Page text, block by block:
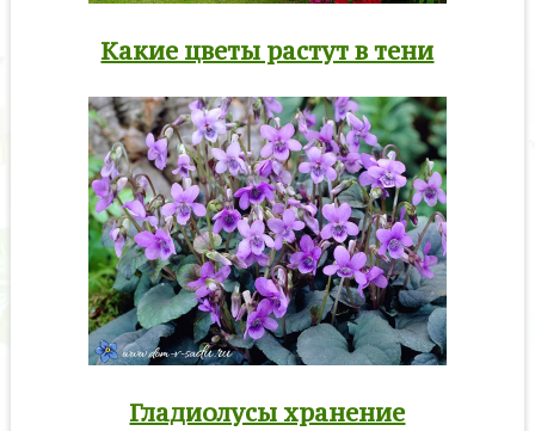
Какие цветы растут в тени
Гладиолусы хранение